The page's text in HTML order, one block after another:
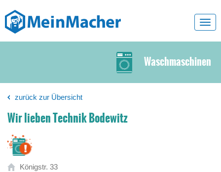
Waschmaschinen
zurück zur Übersicht
Wir lieben Technik Bodewitz
Königstr. 33